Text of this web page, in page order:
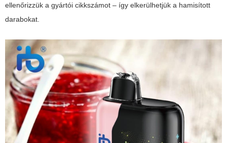
ellenőrizzük a gyártói cikkszámot – így elkerülhetjük a hamisított
darabokat.